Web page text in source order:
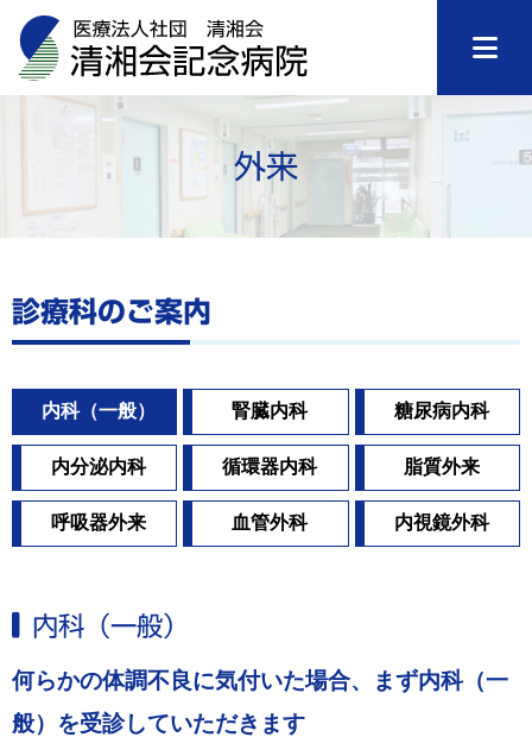
外来
診療科のご案内
内科（一般） 腎臓内科 糖尿病内科
内分泌内科 循環器内科 脂質外来
呼吸器外来 血管外科 内視鏡外科
内科（一般）
何らかの体調不良に気付いた場合、まず内科（一
般）を受診していただきます